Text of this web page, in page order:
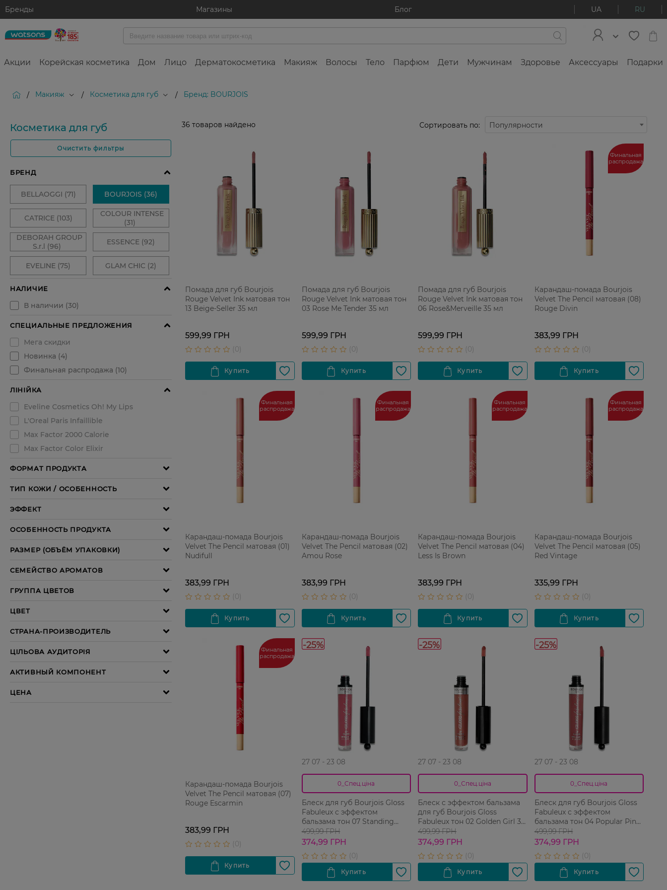
Бренды Магазины Блог UA RU
Акции Корейская косметика Дом Лицо Дерматокосметика Макияж Волосы Тело Парфюм Дети Мужчинам Здоровье Аксессуары Подарки
/ Макияж / Косметика для губ / Бренд: BOURJOIS
Косметика для губ
Очистить фильтры
36 товаров найдено Сортировать по: Популярности
Помада для губ Bourjois
Rouge Velvet Ink матовая тон
13 Beige-Seller 35 мл
599,99 ГРН
Помада для губ Bourjois
Rouge Velvet Ink матовая тон
03 Rose Me Tender 35 мл
599,99 ГРН
Помада для губ Bourjois
Rouge Velvet Ink матовая тон
06 Rose&Merveille 35 мл
599,99 ГРН
Финальная
распродажа
Карандаш-помада Bourjois
Velvet The Pencil матовая (08)
Rouge Divin
383,99 ГРН
Финальная
распродажа
Карандаш-помада Bourjois
Velvet The Pencil матовая (01)
Nudifull
383,99 ГРН
Финальная
распродажа
Карандаш-помада Bourjois
Velvet The Pencil матовая (02)
Amou Rose
383,99 ГРН
Финальная
распродажа
Карандаш-помада Bourjois
Velvet The Pencil матовая (04)
Less Is Brown
383,99 ГРН
Финальная
распродажа
Карандаш-помада Bourjois
Velvet The Pencil матовая (05)
Red Vintage
335,99 ГРН
Финальная
распродажа
Карандаш-помада Bourjois
Velvet The Pencil матовая (07)
Rouge Escarmin
383,99 ГРН
-25%
27 07 - 23 08
0_Спец.ціна
Блеск для губ Bourjois Gloss
Fabuleux с эффектом
бальзама тон 07 Standing
Rose`vation 35 мл
499,99 ГРН
374,99 ГРН
-25%
27 07 - 23 08
0_Спец.ціна
Блеск с эффектом бальзама
для губ Bourjois Gloss
Fabuleux тон 02 Golden Girl 35
мл
499,99 ГРН
374,99 ГРН
-25%
27 07 - 23 08
0_Спец.ціна
Блеск для губ Bourjois Gloss
Fabuleux с эффектом
бальзама тон 04 Popular Pink
35 мл
499,99 ГРН
374,99 ГРН